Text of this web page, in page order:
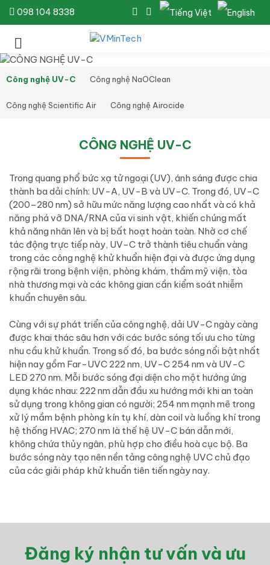
098 104 8338
Công nghệ UV-C Công nghệ NaOClean
Công nghệ Scientific Air Công nghệ Airocide
CÔNG NGHỆ UV-C
Trong quang phổ bức xạ tử ngoại (UV), ánh sáng được chia
thành ba dải chính: UV-A, UV-B và UV-C. Trong đó, UV-C
(200–280 nm) sở hữu mức năng lượng cao nhất và có khả
năng phá vỡ DNA/RNA của vi sinh vật, khiến chúng mất
khả năng nhân lên và bị bất hoạt hoàn toàn. Nhờ cơ chế
tác động trực tiếp này, UV-C trở thành tiêu chuẩn vàng
trong các công nghệ khử khuẩn hiện đại và được ứng dụng
rộng rãi trong bệnh viện, phòng khám, thẩm mỹ viện, tòa
nhà thương mại và các không gian cần kiểm soát nhiễm
khuẩn chuyên sâu.
Cùng với sự phát triển của công nghệ, dải UV-C ngày càng
được khai thác sâu hơn với các bước sóng tối ưu cho từng
nhu cầu khử khuẩn. Trong số đó, ba bước sóng nổi bật nhất
hiện nay gồm Far-UVC 222 nm, UV-C 254 nm và UV-C
LED 270 nm. Mỗi bước sóng đại diện cho một hướng ứng
dụng khác nhau: 222 nm dẫn đầu xu hướng mới khi an toàn
sử dụng trong không gian có người; 254 nm mạnh mẽ trong
xử lý mầm bệnh phòng kín tụ khí, dàn coil và luồng khí trong
hệ thống HVAC; 270 nm là thế hệ UV-C bán dẫn mới,
không chứa thủy ngân, phù hợp cho điều hoà cục bộ. Ba
bước sóng này tạo nên nền tảng công nghệ UVC chủ đạo
của các giải pháp khử khuẩn tiên tiến ngày nay.
Đăng ký nhận tư vấn và ưu